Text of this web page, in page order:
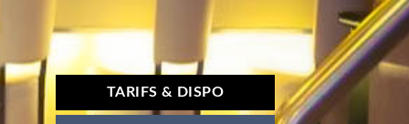
TARIFS & DISPO